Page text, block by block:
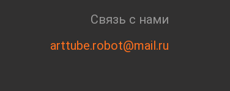
Связь с нами
arttube.robot@mail.ru